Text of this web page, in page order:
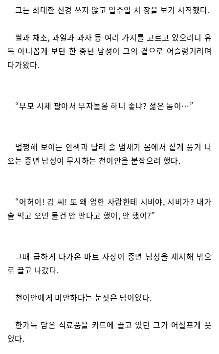
그는 최대한 신경 쓰지 않고 일주일 치 장을 보기 시작했다.
쌀과 채소, 과일과 과자 등 여러 가지를 고르고 있으려니 유
독 아니꼽게 보던 한 중년 남성이 그의 곁으로 어슬렁거리며
다가왔다.
“부모 시체 팔아서 부자놀음 하니 좋냐? 젊은 놈이…”
멀쩡해 보이는 안색과 달리 술 냄새가 몸에서 짙게 풍겨 나
오는 중년 남성이 무시하는 천이안을 붙잡으려 했다.
“어허이! 김 씨! 또 왜 엄한 사람한테 시비야, 시비가? 내가
술 먹고 오면 물건 안 판다고 했어, 안 했어?”
그때 급하게 다가온 마트 사장이 중년 남성을 제지해 밖으
로 끌고 나갔다.
천이안에게 미안하다는 눈짓은 덤이었다.
한가득 담은 식료품을 카트에 끌고 있던 그가 어설프게 웃
었다.